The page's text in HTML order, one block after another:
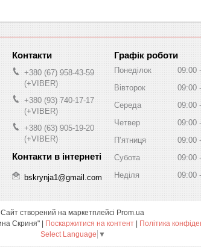
+380 (67) 958-43-59
(+VIBER)
+380 (93) 740-17-17
(+VIBER)
+380 (63) 905-19-20
(+VIBER)
bskrynja1@gmail.com
Графік роботи
Понеділок 09:00
Вівторок
09:00
Середа
09:00
Четвер
09:00
Пʼятниця
09:00
Субота
09:00
Неділя
09:00
Сайт створений на маркетплейсі Prom.ua
Інтернет магазин "Бабусина Скриня" | Поскаржитися на контент | Політика
Select Language ▼